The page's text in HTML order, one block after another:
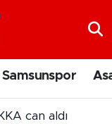
Samsunspor